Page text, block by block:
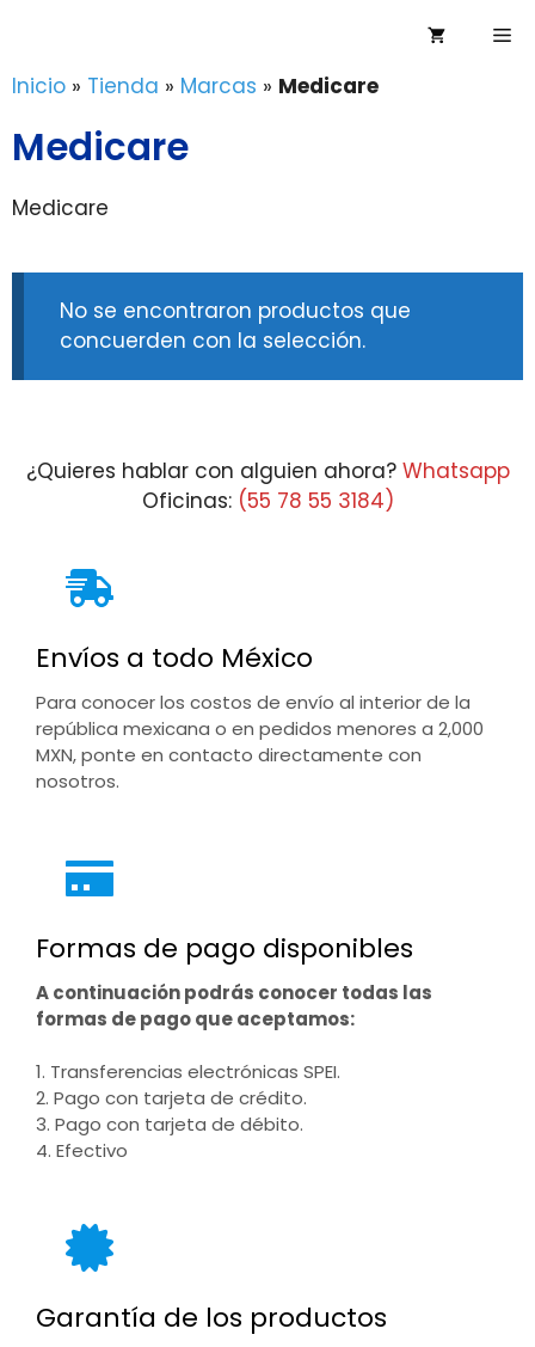
contenido
Inicio » Tienda » Marcas » Medicare
Medicare
Medicare
No se encontraron productos que
concuerden con la selección.
¿Quieres hablar con alguien ahora? Whatsapp
Oficinas: (55 78 55 3184)
Envíos a todo México
Para conocer los costos de envío al interior de la
república mexicana o en pedidos menores a 2,000
MXN, ponte en contacto directamente con
nosotros.
Formas de pago disponibles
A continuación podrás conocer todas las
formas de pago que aceptamos:
1. Transferencias electrónicas SPEI.
2. Pago con tarjeta de crédito.
3. Pago con tarjeta de débito.
4. Efectivo
Garantía de los productos